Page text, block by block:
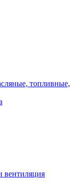
топливные,
вентиляция